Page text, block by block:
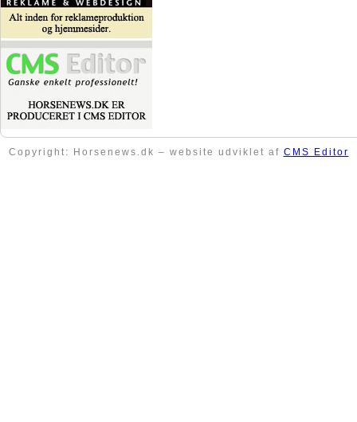
Copyright: Horsenews.dk – website udviklet af CMS Editor